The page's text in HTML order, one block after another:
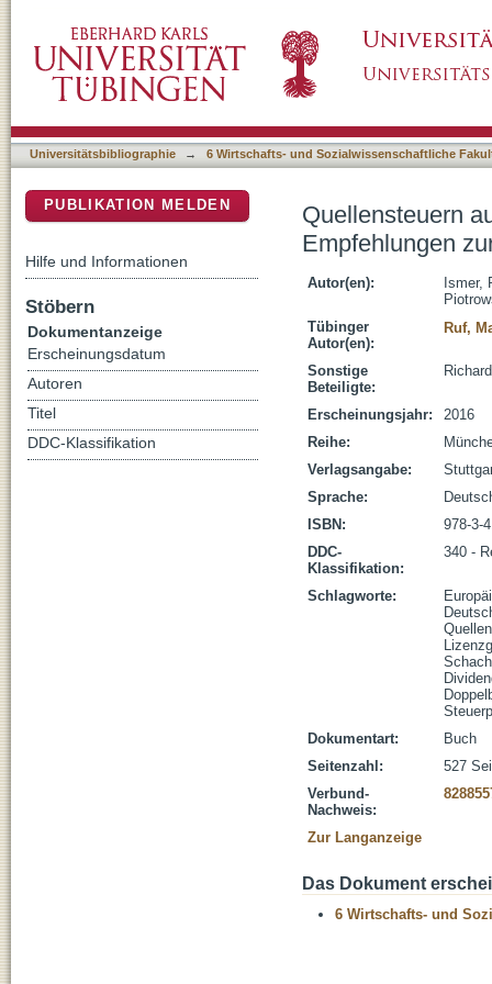
Abkommenspolitik
Universitätsbibliographie → 6 Wirtschafts- und Sozialwissenschaftliche
Quellensteuern
Empfehlungen
Autor(en):
Ismer,
Tübinger
Autor(en):
Ruf,
Sonstige
Beteiligte:
Erscheinungsjahr:
2016
Reihe:
Verlagsangabe:
Sprache:
ISBN:
978-3-
DDC-
Klassifikation:
340 -
Schlagworte:
Dokumentart:
Buch
Seitenzahl:
527
Verbund-
Nachweis:
Zur Langanzeige
Das Dokument
6 Wirtschafts- und
PUBLIKATION MELDEN
Hilfe und Informationen
Stöbern
Dokumentanzeige
Erscheinungsdatum
Autoren
Titel
DDC-Klassifikation